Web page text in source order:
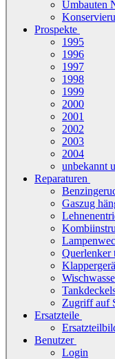
Umbauten
Prospekte
1995
1996
1997
1998
1999
2000
2001
2002
2003
2004
unbekannt
Reparaturen
Gaszug
Querlenker
Zugriff auf
Ersatzteile
Benutzer
Login